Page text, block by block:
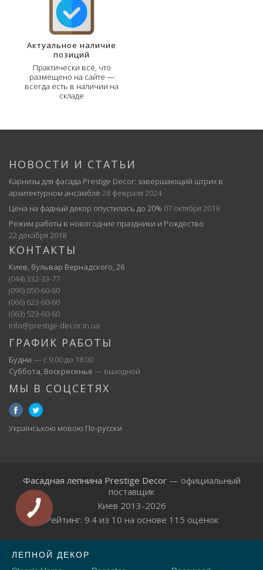
Актуальное наличие
позиций
Практически всё, что
размещено на сайте —
всегда есть в наличии на
складе
НОВОСТИ И СТАТЬИ
Карнизы для фасада Prestige Decor: завершающий штрих в
архитектурном ансамбле 28 февраля 2024
Цена на фадный декор опустилась до 20% 07 октября 2019
Режим работы в новогодние праздники и Рождество
22 декабря 2018
КОНТАКТЫ
Киев, бульвар Вернадского, 26
(044) 332-33-77
(096) 050-60-60
(066) 623-60-60
(063) 523-60-60
info@prestige-decor.in.ua
ГРАФИК РАБОТЫ
Будни — с 9:00 до 18:00
Суббота, Воскресенье — выходной
МЫ В СОЦСЕТЯХ
Українською мовою По-русски
Фасадная лепнина Prestige Decor— официальный
поставщик
Киев 2013-2026
Рейтинг: 9.4из 10 на основе 115 оценок
ЛЕПНОЙ ДЕКОР